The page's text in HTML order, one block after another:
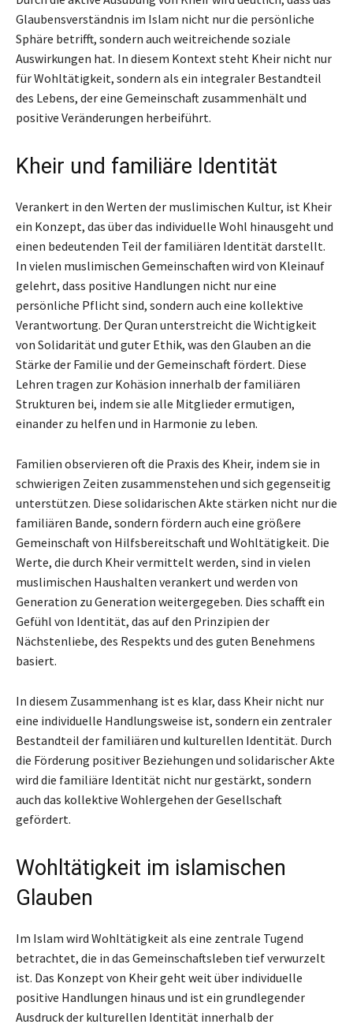
Glaubensverständnis im Islam nicht nur die persönliche
Sphäre betrifft, sondern auch weitreichende soziale
Auswirkungen hat. In diesem Kontext steht Kheir nicht nur
für Wohltätigkeit, sondern als ein integraler Bestandteil
des Lebens, der eine Gemeinschaft zusammenhält und
positive Veränderungen herbeiführt.
Kheir und familiäre Identität
Verankert in den Werten der muslimischen Kultur, ist Kheir
ein Konzept, das über das individuelle Wohl hinausgeht und
einen bedeutenden Teil der familiären Identität darstellt.
In vielen muslimischen Gemeinschaften wird von Kleinauf
gelehrt, dass positive Handlungen nicht nur eine
persönliche Pflicht sind, sondern auch eine kollektive
Verantwortung. Der Quran unterstreicht die Wichtigkeit
von Solidarität und guter Ethik, was den Glauben an die
Stärke der Familie und der Gemeinschaft fördert. Diese
Lehren tragen zur Kohäsion innerhalb der familiären
Strukturen bei, indem sie alle Mitglieder ermutigen,
einander zu helfen und in Harmonie zu leben.
Familien observieren oft die Praxis des Kheir, indem sie in
schwierigen Zeiten zusammenstehen und sich gegenseitig
unterstützen. Diese solidarischen Akte stärken nicht nur die
familiären Bande, sondern fördern auch eine größere
Gemeinschaft von Hilfsbereitschaft und Wohltätigkeit. Die
Werte, die durch Kheir vermittelt werden, sind in vielen
muslimischen Haushalten verankert und werden von
Generation zu Generation weitergegeben. Dies schafft ein
Gefühl von Identität, das auf den Prinzipien der
Nächstenliebe, des Respekts und des guten Benehmens
basiert.
In diesem Zusammenhang ist es klar, dass Kheir nicht nur
eine individuelle Handlungsweise ist, sondern ein zentraler
Bestandteil der familiären und kulturellen Identität. Durch
die Förderung positiver Beziehungen und solidarischer Akte
wird die familiäre Identität nicht nur gestärkt, sondern
auch das kollektive Wohlergehen der Gesellschaft
gefördert.
Wohltätigkeit im islamischen
Glauben
Im Islam wird Wohltätigkeit als eine zentrale Tugend
betrachtet, die in das Gemeinschaftsleben tief verwurzelt
ist. Das Konzept von Kheir geht weit über individuelle
positive Handlungen hinaus und ist ein grundlegender
Ausdruck der kulturellen Identität innerhalb der